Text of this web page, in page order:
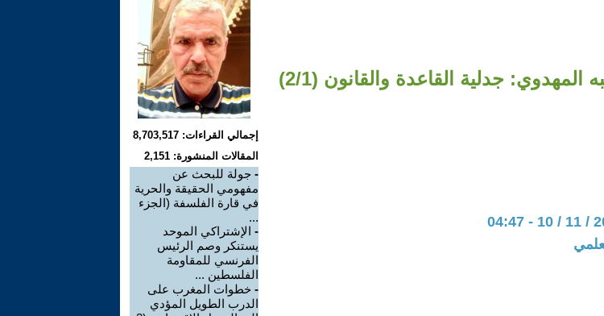
جدلية القاعدة والقانون (2/1)
إجمالي القراءات: 8,703,517
المقالات المنشورة: 2,151
- جولة للبحث عن
مفهومي الحقيقة والحرية
في قارة الفلسفة (الجزء
...
- الإشتراكي الموحد
يستنكر وصم الرئيس
الفرنسي للمقاومة
الفلسطين ...
- خطوات المغرب على
الدرب الطويل المؤدي